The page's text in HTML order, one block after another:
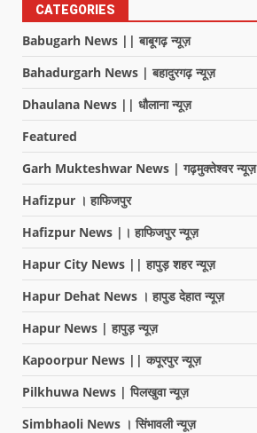
CATEGORIES
Babugarh News || बाबूगढ़ न्यूज़
Bahadurgarh News | बहादुरगढ़ न्यूज़
Dhaulana News || धौलाना न्यूज़
Featured
Garh Mukteshwar News | गढ़मुक्तेश्वर न्यूज़
Hafizpur । हाफिजपुर
Hafizpur News |। हाफिजपुर न्यूज़
Hapur City News || हापुड़ शहर न्यूज़
Hapur Dehat News । हापुड देहात न्यूज़
Hapur News | हापुड़ न्यूज़
Kapoorpur News || कपूरपुर न्यूज़
Pilkhuwa News | पिलखुवा न्यूज़
Simbhaoli News । सिंभावली न्यूज़